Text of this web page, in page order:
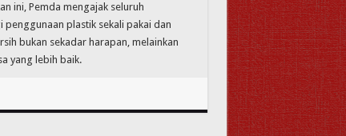
ini, Pemda mengajak seluruh
plastik sekali pakai dan
bukan sekadar harapan, melainkan
yang lebih baik.